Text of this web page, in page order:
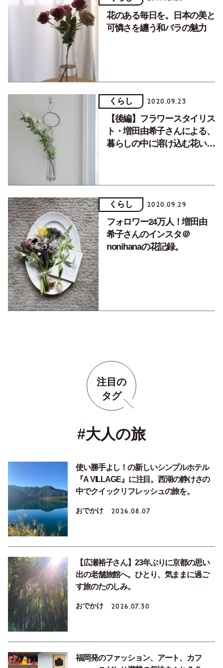
花のある毎日を。日本の美と
可憐さを纏う和バラの魅力
くらし 2020.09.23
【後編】フラワースタイリス
ト・増田由希子さんによる、
暮らしの中に溶け込む花い
くらし 2020.09.29
フォロワー24万人！増田由
希子さんのインスタ＠
nonihanaの花記録。
注目の
タグ
#大人の旅
使い勝手よし！の新しいシンプルホテル
『A VILLAGE』に注目。西湖の静けさの
中でクイックリフレッシュの旅を。
おでかけ 2026.08.07
【広瀬裕子さん】23年ぶりに京都の思い
出の老舗旅館へ。ひとり、気ままに過ご
す旅のたのしみ。
おでかけ 2026.07.30
福岡発のファッション、アート、カフ